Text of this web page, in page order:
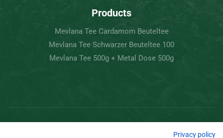
Products
Mevlana Tee Cardamom Beuteltee
Mevlana Tee Schwarzer Beuteltee 100
Mevlana Tee 500g + Metal Dose 500g
Privacy policy